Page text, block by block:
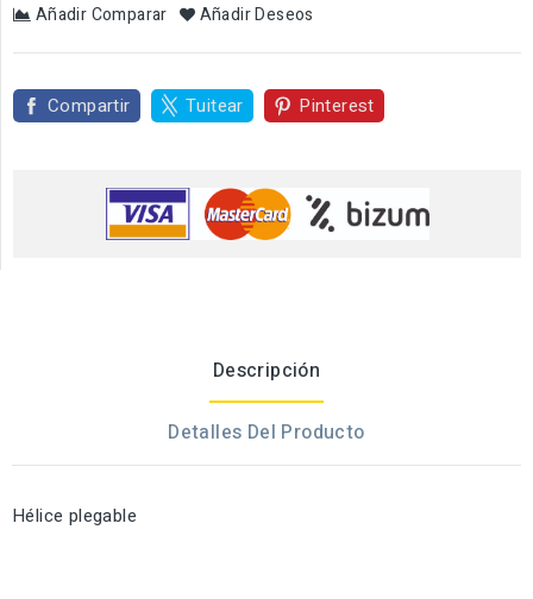
Añadir Comparar Añadir Deseos
Compartir Tuitear Pinterest
Descripción
Detalles Del Producto
Hélice plegable